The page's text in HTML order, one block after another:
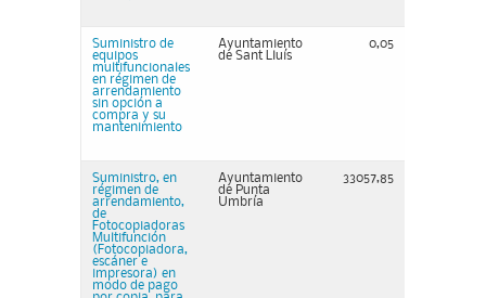
Suministro de
equipos
multifuncionales
en régimen de
arrendamiento
sin opción a
compra y su
mantenimiento
Ayuntamiento
de Sant Lluís
0,05
Suministro, en
régimen de
arrendamiento,
de
Fotocopiadoras
Multifunción
(Fotocopiadora,
escáner e
impresora) en
modo de pago
Ayuntamiento
de Punta
Umbría
33057,85